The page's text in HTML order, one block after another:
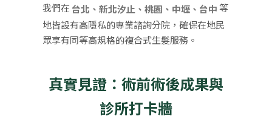
我們在 台北、新北汐止、桃園、中壢、台中等
地皆設有高隱私的專業諮詢分院，確保在地民
眾享有同等高規格的複合式生髮服務。
真實見證：術前術後成果與
診所打卡牆